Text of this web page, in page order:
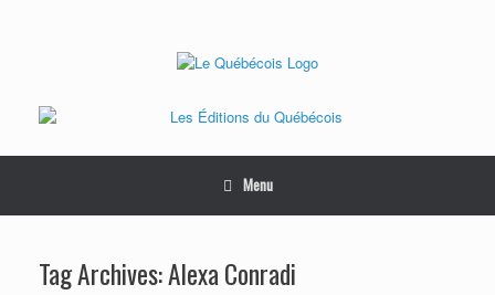
Menu
Tag Archives:Alexa Conradi